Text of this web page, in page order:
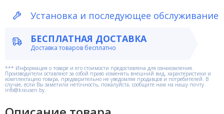
Установка и последующее обслуживание
БЕСПЛАТНАЯ ДОСТАВКА
Доставка товаров бесплатно
*** Информация о товаре и его стоимости предоставлена для ознакомления.
Производители оставляют за собой право изменять внешний вид, характеристики и
комплектацию товара, предварительно не уведомляя продавцов и потребителей. В
случае, если Вы заметили неточность, пожалуйста, сообщите нам на нашу почту
info@krausen.by.